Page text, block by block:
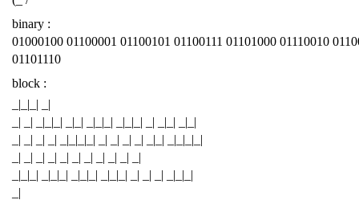
binary :
01000100 01100001 01100101 01100111 01101000 01110010
01101110
block :
_|_|_| _|
_| _| _|_|_| _|_| _|_|_| _|_|_| _| _|_| _|_|
_| _| _| _| _|_|_|_| _| _| _| _| _|_| _|_|_|_|
_| _| _| _| _| _| _| _| _| _| _|
_|_|_| _|_|_| _|_|_| _|_|_| _| _| _| _|_|_|
_|